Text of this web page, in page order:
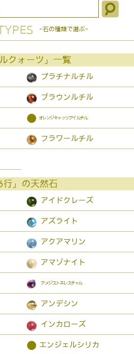
-石の種類で選ぶ-
ルクォーツ」一覧
プラチナルチル
ブラウンルチル
● オレンジキャッツアイルチル
フラワールチル
行」の天然石
アイドクレーズ
アズライト
アクアマリン
アマゾナイト
アメジストエレスチャル
アンデシン
インカローズ
● エンジェルシリカ